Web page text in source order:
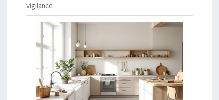
vigilance